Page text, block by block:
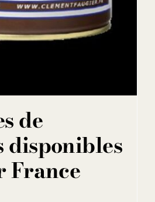
de
France